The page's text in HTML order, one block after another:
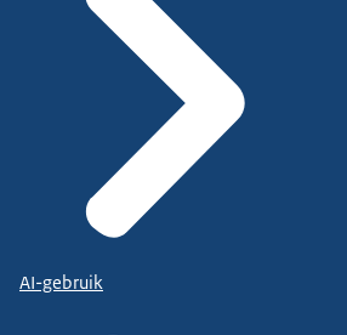
AI-gebruik